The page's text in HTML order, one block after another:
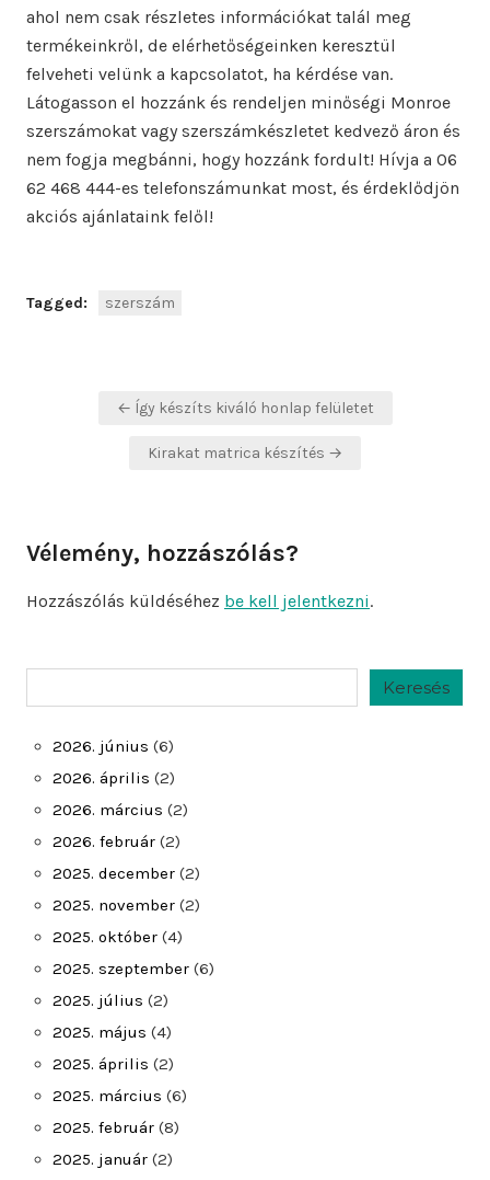
ahol nem csak részletes információkat talál meg
termékeinkről, de elérhetőségeinken keresztül
felveheti velünk a kapcsolatot, ha kérdése van.
Látogasson el hozzánk és rendeljen minőségi Monroe
szerszámokat vagy szerszámkészletet kedvező áron és
nem fogja megbánni, hogy hozzánk fordult! Hívja a 06
62 468 444-es telefonszámunkat most, és érdeklődjön
akciós ajánlataink felől!
Tagged: szerszám
Bejegyzés← Így készíts kiváló honlap felületet
Kirakat matrica készítés →
Vélemény, hozzászólás?
Hozzászólás küldéséhez be kell jelentkezni.
Keresés
2026. június (6)
2026. április (2)
2026. március (2)
2026. február (2)
2025. december (2)
2025. november (2)
2025. október (4)
2025. szeptember (6)
2025. július (2)
2025. május (4)
2025. április (2)
2025. március (6)
2025. február (8)
2025. január (2)